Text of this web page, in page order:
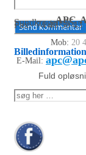
Billedinformation
Fuld
APC
Sundkrogen 35
Fax: 74 48 50 45
Mob: 20
E-Mail:
Søg